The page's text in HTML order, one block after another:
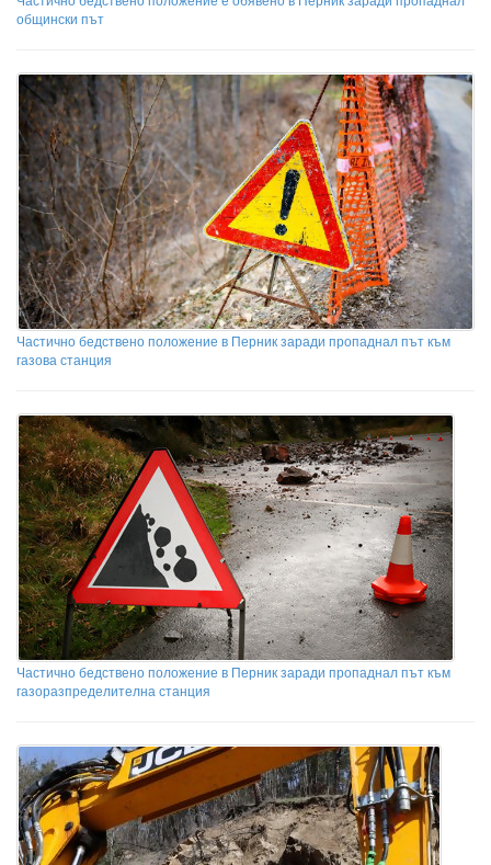
общински път
Частично бедствено положение в Перник заради пропаднал път към
газова станция
Частично бедствено положение в Перник заради пропаднал път към
газоразпределителна станция